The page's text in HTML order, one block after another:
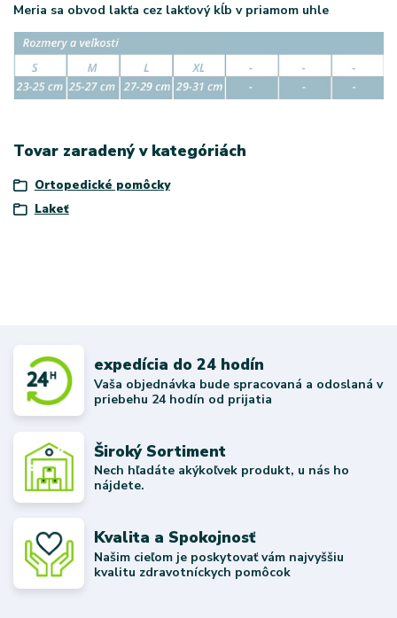
Meria sa obvod lakťa cez lakťový kĺb v priamom uhle
Tovar zaradený v kategóriách
Ortopedické pomôcky
Lakeť
expedícia do 24 hodín
Vaša objednávka bude spracovaná a odoslaná v
priebehu 24 hodín od prijatia
Široký Sortiment
Nech hľadáte akýkoľvek produkt, u nás ho
nájdete.
Kvalita a Spokojnosť
Našim cieľom je poskytovať vám najvyššiu
kvalitu zdravotníckych pomôcok